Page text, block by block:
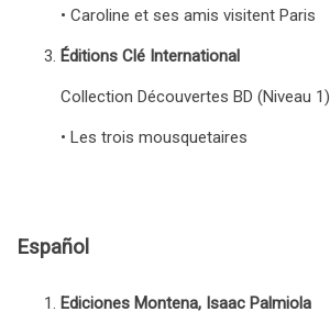
• Caroline et ses amis visitent Paris
Éditions Clé International
Collection Découvertes BD (Niveau 1)
• Les trois mousquetaires
Español
Ediciones Montena, Isaac Palmiola